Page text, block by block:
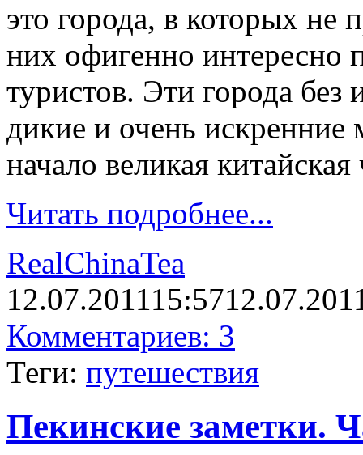
это города, в которых не
них офигенно интересно
туристов. Эти города
дикие и очень искренние
начало великая
Читать подробнее...
RealChinaTea
12.07.201115:57
Комментариев: 3
Теги: путешествия
Пекинские заметки.